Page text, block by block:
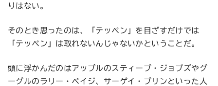
りはない。
そのとき思ったのは、「テッペン」を目ざすだけでは
「テッペン」は取れないんじゃないかということだ。
頭に浮かんだのはアップルのスティーブ・ジョブズやグ
ーグルのラリー・ペイジ、サーゲイ・ブリンといった人